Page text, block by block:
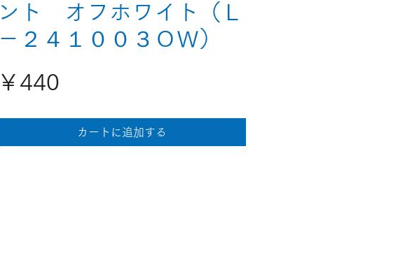
ント オフホワイト（Ｌ
－２４１００３ＯＷ）
￥440
カートに追加する